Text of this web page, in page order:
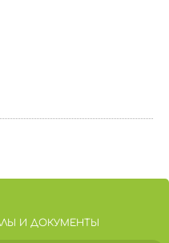
И ДОКУМЕНТЫ